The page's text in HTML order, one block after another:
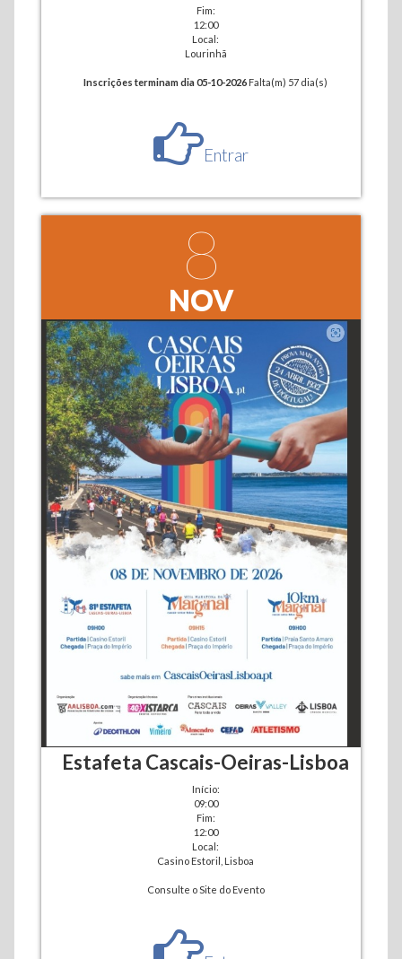
Fim:
12:00
Local:
Lourinhã
Inscrições terminam dia 05-10-2026 Falta(m) 57 dia(s)
Entrar
8
NOV
Estafeta Cascais-Oeiras-Lisboa
Início:
09:00
Fim:
12:00
Local:
Casino Estoril, Lisboa
Consulte o Site do Evento